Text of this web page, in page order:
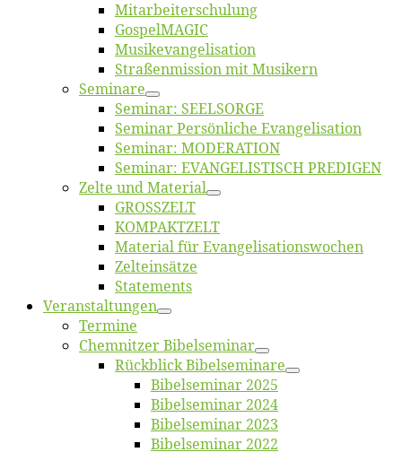
Mitarbeiter­schulung
Gos­pel­MA­GIC
Musikevan­ge­li­sa­tion
Straßenmis­sion mit Musikern
Se­mi­na­re
Se­mi­nar: SEELSORGE
Se­mi­nar Per­sön­li­che Evangelisation
Se­mi­nar: MODERATION
Se­mi­nar: EVANGELISTISCH PREDIGEN
Zel­te und Material
GROSSZELT
KOMPAKTZELT
Ma­te­ri­al für Evangelisationswochen
Zelt­ein­sät­ze
State­ments
Ver­an­stal­tun­gen
Ter­mi­ne
Chemnit­zer Bibelseminar
Rück­blick Bibelseminare
Bi­bel­se­mi­nar 2025
Bi­bel­se­mi­nar 2024
Bi­bel­se­mi­nar 2023
Bi­bel­se­mi­nar 2022